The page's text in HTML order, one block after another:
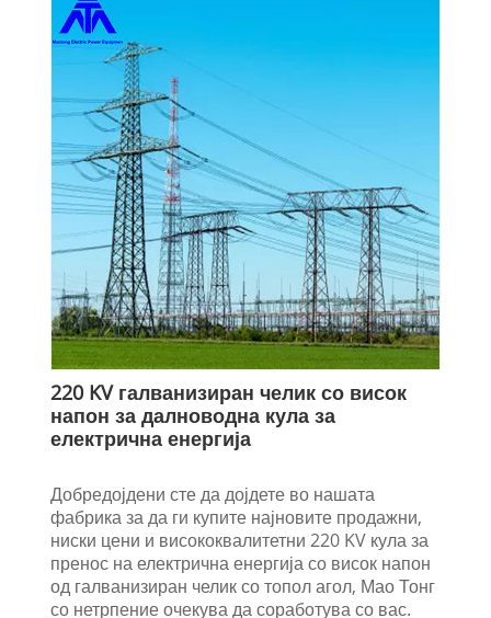
220 KV галванизиран челик со висок
напон за далноводна кула за
електрична енергија
Добредојдени сте да дојдете во нашата
фабрика за да ги купите најновите продажни,
ниски цени и висококвалитетни 220 KV кула за
пренос на електрична енергија со висок напон
од галванизиран челик со топол агол, Мао Тонг
со нетрпение очекува да соработува со вас.